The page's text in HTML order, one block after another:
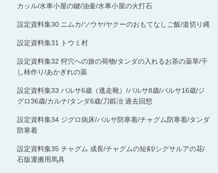
カッル/水車小屋の鍵/油壷/水車小屋の火打石
設定資料集30 ニムカ/ソウヤ/ヤクーのおもてなしご飯/道切り縄
設定資料集31 トウミ村
設定資料集32 狩穴への旅の荷物/タンダの入れるお茶の薬草/干
し柿作り/あかぎれの薬
設定資料集33 バルサ6歳（逃走靴）/バルサ8歳/バルサ16歳/ジ
グロ36歳/カルナ/タンダ6歳/刀鍛冶 過去回想
設定資料集34 ジグロ病床/バルサ防寒着/チャグム防寒着/タンダ
防寒着
設定資料集35 チャグム 成長/チャグムの短剣/シグサルアの花/
石版運搬用馬具